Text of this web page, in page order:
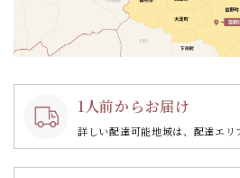
1人前からお届け
詳しい配達可能地域は、配達エリ